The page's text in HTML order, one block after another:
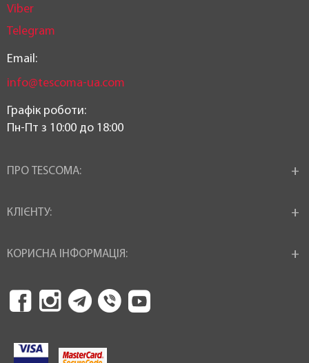
Viber
Telegram
Email:
info@tescoma-ua.com
Графік роботи:
Пн-Пт з 10:00 до 18:00
ПРО TESCOMA:
КЛІЄНТУ:
КОРИСНА ІНФОРМАЦІЯ: